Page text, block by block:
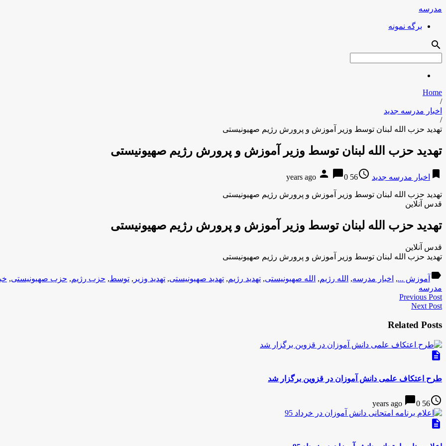
مدرسه
برگه نمونه
search
Home
/
اخبار مدرسه جدید
/
تهدید حزب الله لبنان توسط وزیر آموزش و پرورش رژیم صهیونیستی
تهدید حزب الله لبنان توسط وزیر آموزش و پرورش رژیم صهیونیستی
bookmark اخبار مدرسه جدید access_time
56 years ago
person chat_bubble0
تهدید حزب الله لبنان توسط وزیر آموزش و پرورش رژیم صهیونیستی
قدس آنلاین
تهدید حزب الله لبنان توسط وزیر آموزش و پرورش رژیم صهیونیستی
قدس آنلاین
تهدید حزب الله لبنان توسط وزیر آموزش و پرورش رژیم صهیونیستی
label آموزش ..., اخبار مدرسه, الله رژیم, الله صهیونیستی, تهدید رژیم, تهدید صهیونیستی, تهدید وزیر , توسط, حزب رژیم, حزب صهیونیستی,
مدرسه
Previous Post
Next Post
Related Posts
description
طرح اعتکاف علمی دانش آموزان در قزوین برگزار شد
access_time
56 years ago
chat_bubble0
description